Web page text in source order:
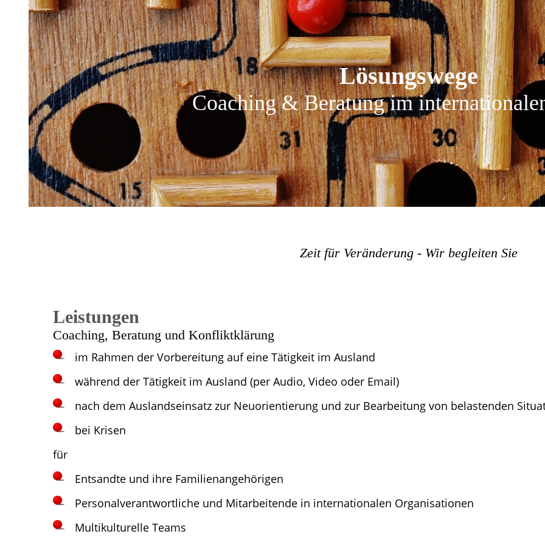
Lösungswege
Coaching & Beratung im
Zeit für Veränderung - Wir begleiten Sie
Leistungen
Coaching, Beratung und Konfliktklärung
im Rahmen der Vorbereitung auf eine Tätigkeit im Ausland
während der Tätigkeit im Ausland (per Audio, Video oder Email)
nach dem Auslandseinsatz zur Neuorientierung und zur Bearbeitung von belastenden
bei Krisen
für
Entsandte und ihre Familienangehörigen
Personalverantwortliche und Mitarbeitende in internationalen Organisationen
Multikulturelle Teams